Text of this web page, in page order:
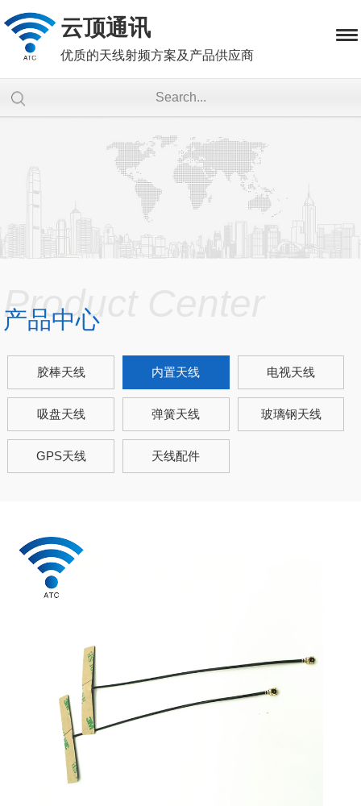
云顶通讯
优质的天线射频方案及产品供应商
Product Center
产品中心
胶棒天线 内置天线 电视天线
吸盘天线 弹簧天线 玻璃钢天线
GPS天线 天线配件